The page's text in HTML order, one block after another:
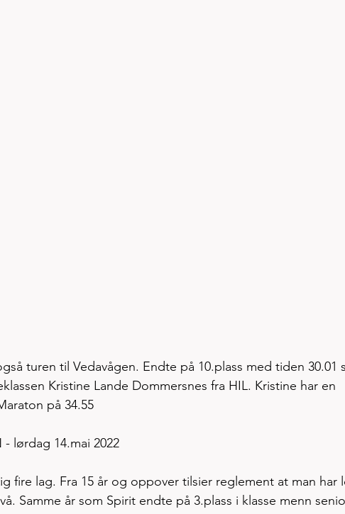
turen til Vedavågen. Endte på 10.plass med tiden 30.01
Kristine Lande Dommersnes fra HIL. Kristine har en
på 34.55
- lørdag 14.mai 2022
fire lag. Fra 15 år og oppover tilsier reglement at man har
Samme år som Spirit endte på 3.plass i klasse menn